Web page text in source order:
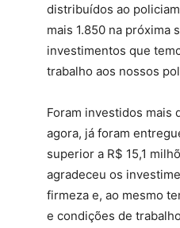
distribuídos ao
mais 1.850 na próxima
investimentos que
trabalho aos nossos
Foram investidos mais
agora, já foram
superior a R$ 15,1
agradeceu os
firmeza e, ao mesmo
e condições de